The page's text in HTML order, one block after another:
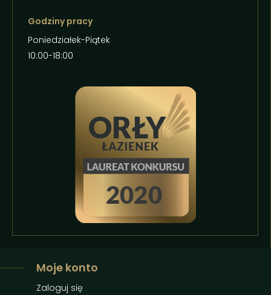
Godziny pracy
Poniedziałek-Piątek
10:00-18:00
Moje konto
Zaloguj się